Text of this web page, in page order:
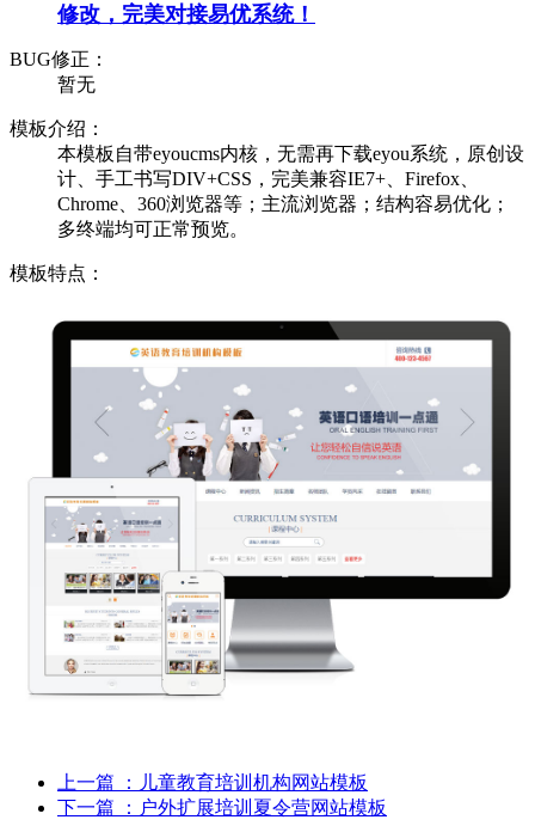
修改，完美对接易优系统！
BUG修正：
暂无
模板介绍：
本模板自带eyoucms内核，无需再下载eyou系统，原创设
计、手工书写DIV+CSS，完美兼容IE7+、Firefox、
Chrome、360浏览器等；主流浏览器；结构容易优化；
多终端均可正常预览。
模板特点：
上一篇
：儿童教育培训机构网站模板
下一篇
：户外扩展培训夏令营网站模板